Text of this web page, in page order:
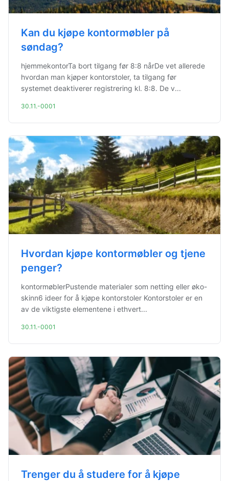
Kan du kjøpe kontormøbler på
søndag?
hjemmekontorTa bort tilgang før 8:8 nårDe vet allerede
hvordan man kjøper kontorstoler, ta tilgang før
systemet deaktiverer registrering kl. 8:8. De v...
30.11.-0001
Hvordan kjøpe kontormøbler og tjene
penger?
kontormøblerPustende materialer som netting eller øko-
skinn6 ideer for å kjøpe kontorstoler Kontorstoler er en
av de viktigste elementene i ethvert...
30.11.-0001
Trenger du å studere for å kjøpe